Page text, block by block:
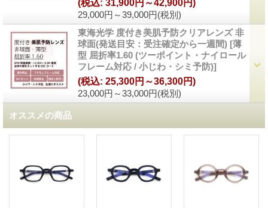
29,000円～39,000円(税別)
(税込: 31,900円～42,900円)
東海光学 度付き美肌予防クリアレンズ 非
球面(発送目安：受注確定から一週間) [薄
型 屈折率1.60 (ツーポイント・ナイロール
フレーム対応 / 小じわ・シミ予防)]
23,000円～33,000円(税別)
(税込: 25,300円～36,300円)
オススメの商品